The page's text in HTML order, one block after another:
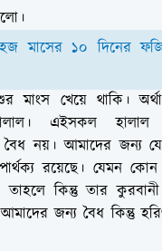
মাসের ১০ দিনের
মাংস খেয়ে থাকি।
এইসকল
বৈধ নয়। আমাদের জন্য
রয়েছে। যেমন কোন
তাহলে কিন্তু তার
জন্য বৈধ কিন্তু